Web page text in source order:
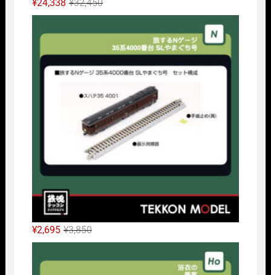
¥32,450
の
価
¥32,450
し
た。
¥24,338
在
の
は
で
す。
¥3,850元
の
価
¥2,695
現
在
の